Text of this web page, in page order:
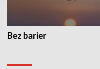
Bez barier